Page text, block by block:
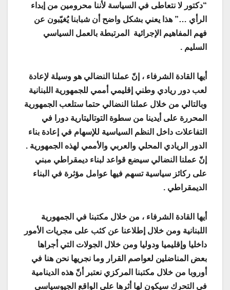
“دكتور لا نتعاطى في السياسة لأننا محرومين من إبداء
الرأي …” هذا يعني بشكل واضح أن شبابنا يُغيّبون عن
فهم المفاهيم الإجرائية المرتبطة بالعمل السياسي
السليم .
أيها القادة الشرفاء ، إنّ عملنا النضالي هو وسيلة لإعادة
لعب دور ريادي وطني إقليمي أممي للجمهورية اللبنانية
وبالتالي من خلال عملنا النضالي حتما ستلعب الجمهورية
المحررة على أيدينا من سطوة التوتاليتارية دورا في
التفاعلات داخل النظم السياسية للإسهام في إعادة بناء
الدور الريادي المحلي والعربي والأممي لهذه الجمهورية .
إنّ عملنا النضالي سيضع قواعد لبناء ديمقراطي مبني
على ركائز سياسية تسهم فيها عوامل مؤثرة في البناء
الديمقراطي .
أيها القادة الشرفاء ، من خلال مكتبنا في الجمهورية
اللبنانية ومن خلال إطلاعنا عن كثب على مجريات الأمور
داخليا وإقليميا ودوليا ومن خلال الجولات التي أجراها
بعض المناضلين لعواصم القرار وما نجريها نحن هنا في
أوروبا من خلال مكتبنا المركزي نعتبر أنّ هذه الدينامية
في التحرك سيكون لها أثرها على الواقع الجيوسياسي